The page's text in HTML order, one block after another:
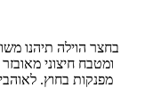
מפנקות בחוץ.